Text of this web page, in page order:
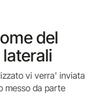
del
vi verra' inviata
messo da parte